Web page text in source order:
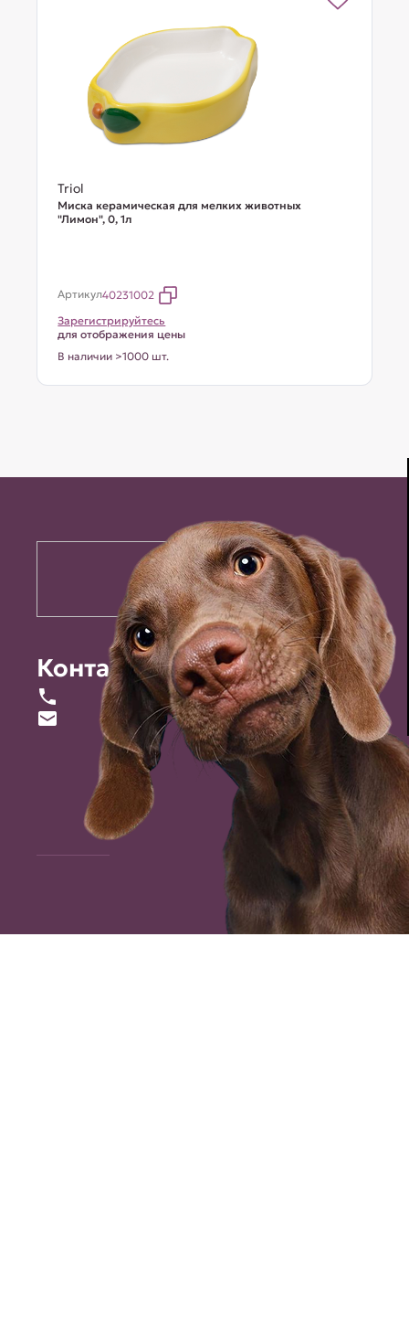
Triol
Миска керамическая для мелких животных
"Лимон", 0, 1л
Артикул40231002
Зарегистрируйтесь
для отображения цены
В наличии >1000 шт.
Контакты